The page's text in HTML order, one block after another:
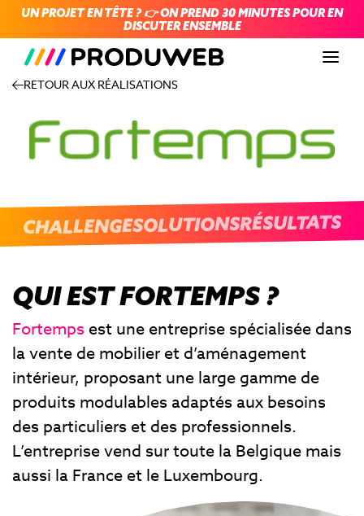
UN PROJET EN TÊTE ? 👉 ON PREND 30 MINUTES POUR EN
DISCUTER ENSEMBLE
RETOUR AUX RÉALISATIONS
CHALLENGESOLUTIONSRÉSULTATS
QUI EST FORTEMPS ?
Fortemps est une entreprise spécialisée dans
la vente de mobilier et d’aménagement
intérieur, proposant une large gamme de
produits modulables adaptés aux besoins
des particuliers et des professionnels.
L’entreprise vend sur toute la Belgique mais
aussi la France et le Luxembourg.